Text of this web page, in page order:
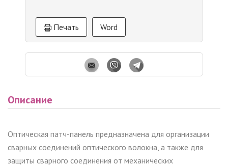
Печать Word
Описание
Оптическая патч-панель предназначена для организации
сварных соединений оптического волокна, а также для
защиты сварного соединения от механических